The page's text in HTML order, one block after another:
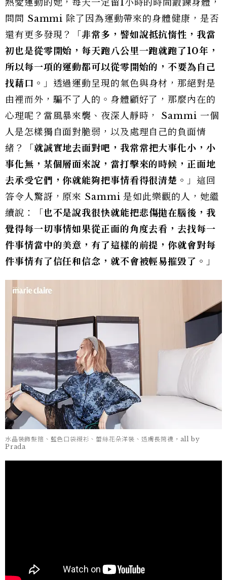
熱愛運動的她，每天一定留1小時的時間鍛鍊身體，
問問 Sammi 除了因為運動帶來的身體健康，是否
還有更多發現？「非常多，譬如說抵抗惰性，我當
初也是從零開始，每天跑八公里一跑就跑了10年，
所以每一項的運動都可以從零開始的，不要為自己
找藉口。 」透過運動呈現的氣色與身材，那絕對是
由裡而外，騙不了人的。身體顧好了，那麼內在的
心理呢？當風暴來襲、夜深人靜時， Sammi 一個
人是怎樣獨自面對脆弱，以及處理自己的負面情
緒？「 就誠實地去面對吧，我常常把大事化小，小
事化無，某個層面來說，當打擊來的時候，正面地
去承受它們，你就能夠把事情看得很清楚。」這回
答令人驚訝，原來 Sammi 是如此樂觀的人，她繼
續說：「 也不是說我很快就能把悲傷拋在腦後，我
覺得每一切事情如果從正面的角度去看，去找每一
件事情當中的美意，有了這樣的前提，你就會對每
件事情有了信任和信念，就不會被輕易摧毀了。 」
水晶裝飾髮箍、藍色口袋襯衫、蕾絲花朵洋裝、透膚長筒襪，all by
Prada